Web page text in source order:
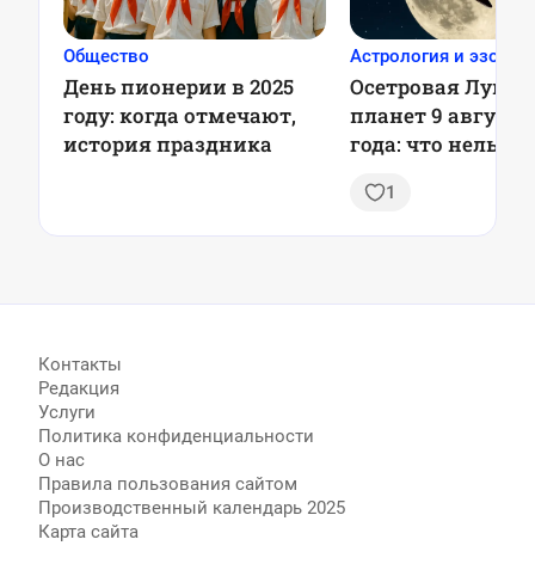
Общество
День пионерии в 2025
году: когда отмечают,
история праздника
Астрология и
Осетровая Луна
планет 9 августа
года: что нельзя
1
Контакты
Редакция
Услуги
Политика конфиденциальности
О нас
Правила пользования сайтом
Производственный календарь 2025
Карта сайта